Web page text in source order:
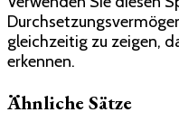
gleichzeitig zu zeigen,
erkennen.
Ähnliche Sätze